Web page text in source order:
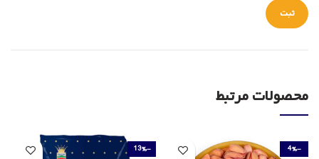
محصولات مرتبط
-4%
-13%